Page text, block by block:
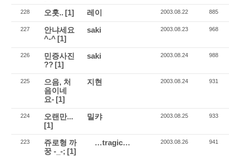
228 오홋.. [1] 레이 2003.08.22 885
227
안냐세요
^-^ [1]
saki 2003.08.23 968
226
민증사진
?? [1]
saki 2003.08.24 988
225
으음, 처
음이네
요- [1]
지현 2003.08.24 931
224
오랜만...
[1]
밀캬 2003.08.25 933
223
쥬로형 까
꿍 -_-; [1]
…tragic… 2003.08.26 941